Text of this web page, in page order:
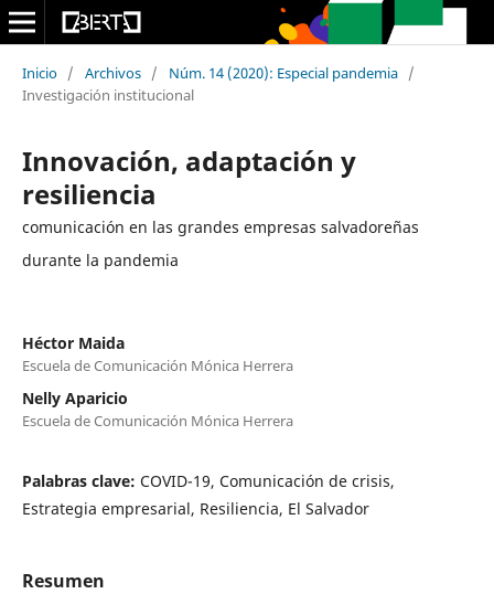
Inicio / Archivos / Núm. 14 (2020): Especial pandemia /
Investigación institucional
Innovación, adaptación y
resiliencia
comunicación en las grandes empresas salvadoreñas
durante la pandemia
Héctor Maida
Escuela de Comunicación Mónica Herrera
Nelly Aparicio
Escuela de Comunicación Mónica Herrera
Palabras clave: COVID-19, Comunicación de crisis,
Estrategia empresarial, Resiliencia, El Salvador
Resumen